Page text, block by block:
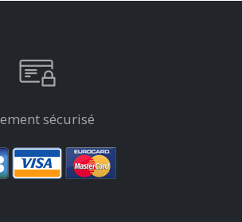
sécurisé